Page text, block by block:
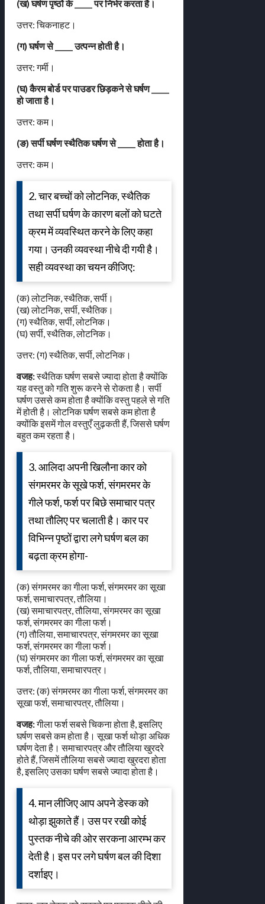
(ख) घर्षण पृष्ठों के _____ पर निर्भर करता है।
उत्तर: चिकनाहट।
(ग) घर्षण से _____ उत्पन्न होती है।
उत्तर: गर्मी।
(घ) कैरम बोर्ड पर पाउडर छिड़कने से घर्षण _____
हो जाता है।
उत्तर: कम।
(ङ) सर्पी घर्षण स्थैतिक घर्षण से _____ होता है।
उत्तर: कम।
2. चार बच्चों को लोटनिक, स्थैतिक
तथा सर्पी घर्षण के कारण बलों को घटते
क्रम में व्यवस्थित करने के लिए कहा
गया। उनकी व्यवस्था नीचे दी गयी है।
सही व्यवस्था का चयन कीजिए:
(क) लोटनिक, स्थैतिक, सर्पी।
(ख) लोटनिक, सर्पी, स्थैतिक।
(ग) स्थैतिक, सर्पी, लोटनिक।
(घ) सर्पी, स्थैतिक, लोटनिक।
उत्तर: (ग) स्थैतिक, सर्पी, लोटनिक।
वजह:स्थैतिक घर्षण सबसे ज्यादा होता है क्योंकि
यह वस्तु को गति शुरू करने से रोकता है। सर्पी
घर्षण उससे कम होता है क्योंकि वस्तु पहले से गति
में होती है। लोटनिक घर्षण सबसे कम होता है
क्योंकि इसमें गोल वस्तुएँ लुढ़कती हैं, जिससे घर्षण
बहुत कम रहता है।
3. आलिदा अपनी खिलौना कार को
संगमरमर के सूखे फर्श, संगमरमर के
गीले फर्श, फर्श पर बिछे समाचार पत्र
तथा तौलिए पर चलाती है। कार पर
विभिन्न पृष्ठों द्वारा लगे घर्षण बल का
बढ़ता क्रम होगा-
(क) संगमरमर का गीला फर्श, संगमरमर का सूखा
फर्श, समाचारपत्र, तौलिया।
(ख) समाचारपत्र, तौलिया, संगमरमर का सूखा
फर्श, संगमरमर का गीला फर्श।
(ग) तौलिया, समाचारपत्र, संगमरमर का सूखा
फर्श, संगमरमर का गीला फर्श।
(घ) संगमरमर का गीला फर्श, संगमरमर का सूखा
फर्श, तौलिया, समाचारपत्र।
उत्तर: (क) संगमरमर का गीला फर्श, संगमरमर का
सूखा फर्श, समाचारपत्र, तौलिया।
वजह:गीला फर्श सबसे चिकना होता है, इसलिए
घर्षण सबसे कम होता है। सूखा फर्श थोड़ा अधिक
घर्षण देता है। समाचारपत्र और तौलिया खुरदरे
होते हैं, जिसमें तौलिया सबसे ज्यादा खुरदरा होता
है, इसलिए उसका घर्षण सबसे ज्यादा होता है।
4. मान लीजिए आप अपने डेस्क को
थोड़ा झुकाते हैं। उस पर रखी कोई
पुस्तक नीचे की ओर सरकना आरम्भ कर
देती है। इस पर लगे घर्षण बल की दिशा
दर्शाइए।